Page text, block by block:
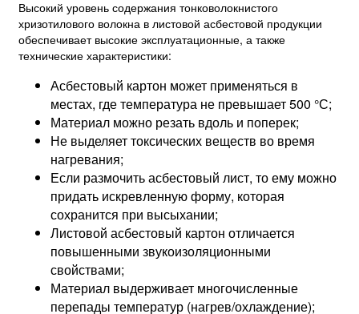
Высокий уровень содержания тонковолокнистого
хризотилового волокна в листовой асбестовой продукции
обеспечивает высокие эксплуатационные, а также
технические характеристики:
Асбестовый картон может применяться в
местах, где температура не превышает 500 °С;
Материал можно резать вдоль и поперек;
Не выделяет токсических веществ во время
нагревания;
Если размочить асбестовый лист, то ему можно
придать искревленную форму, которая
сохранится при высыхании;
Листовой асбестовый картон отличается
повышенными звукоизоляционными
свойствами;
Материал выдерживает многочисленные
перепады температур (нагрев/охлаждение);